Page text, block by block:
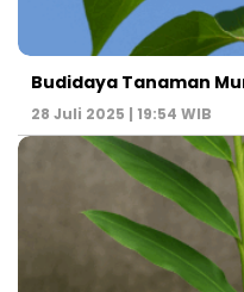
Budidaya Tanaman
28 Juli 2025 | 19:54 WIB